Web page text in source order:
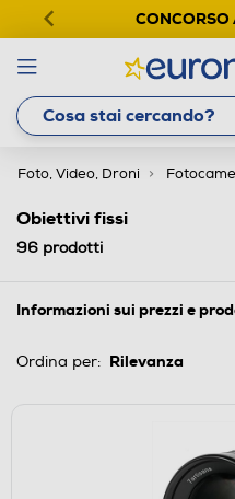
CONCORSO
Foto, Video, Droni
Obiettivi fissi
96 prodotti
Informazioni sui prezzi e
Ordina per: